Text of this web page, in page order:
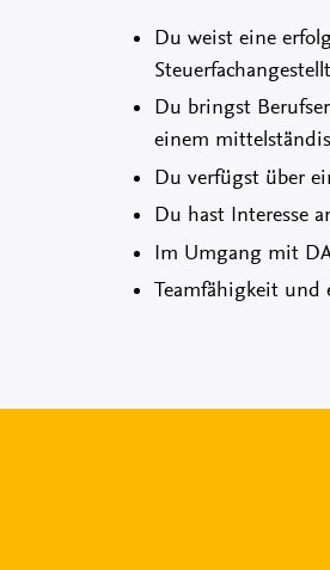
Du weist eine
Du bringst
einem
Du verfügst über
Du hast Interesse
Im Umgang mit
Teamfähigkeit und